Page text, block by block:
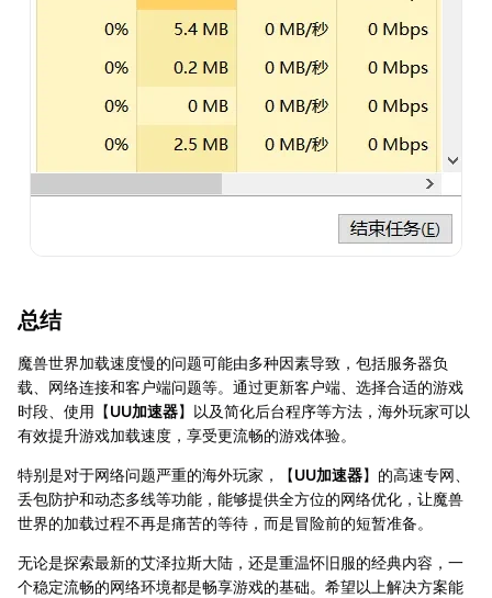
总结
魔兽世界加载速度慢的问题可能由多种因素导致，包括服务器负
载、网络连接和客户端问题等。通过更新客户端、选择合适的游戏
时段、使用【UU加速器】以及简化后台程序等方法，海外玩家可以
有效提升游戏加载速度，享受更流畅的游戏体验。
特别是对于网络问题严重的海外玩家，【UU加速器】的高速专网、
丢包防护和动态多线等功能，能够提供全方位的网络优化，让魔兽
世界的加载过程不再是痛苦的等待，而是冒险前的短暂准备。
无论是探索最新的艾泽拉斯大陆，还是重温怀旧服的经典内容，一
个稳定流畅的网络环境都是畅享游戏的基础。希望以上解决方案能